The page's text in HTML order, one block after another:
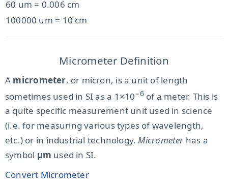
60 um = 0.006 cm
100000 um = 10 cm
Micrometer Definition
A micrometer, or micron, is a unit of length
sometimes used in SI as a 1×10−6of a meter. This is
a quite specific measurement unit used in science
(i.e. for measuring various types of wavelength,
etc.) or in industrial technology.Micrometerhas a
symbol µm used in SI.
Convert Micrometer